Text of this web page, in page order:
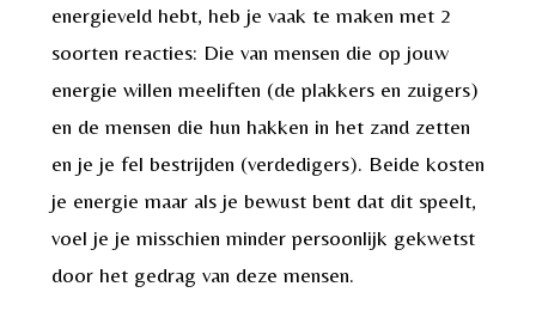
energieveld hebt, heb je vaak te maken met 2
soorten reacties: Die van mensen die op jouw
energie willen meeliften (de plakkers en zuigers)
en de mensen die hun hakken in het zand zetten
en je je fel bestrijden (verdedigers). Beide kosten
je energie maar als je bewust bent dat dit speelt,
voel je je misschien minder persoonlijk gekwetst
door het gedrag van deze mensen.